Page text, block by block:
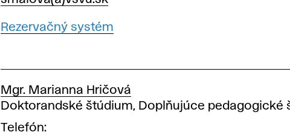
d
e
l
Rezervačný systém
Mgr. Marianna Hričová
Pozícia
Doktorandské štúdium, Doplňujúce pedagogické
Telefón